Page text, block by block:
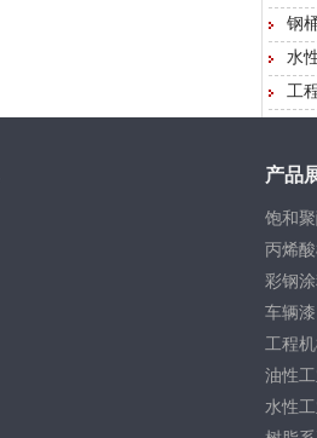
钢
水
工
产品
饱和
丙烯
彩钢
车辆漆
工程
油性
水性